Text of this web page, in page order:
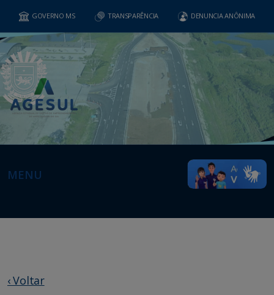
GOVERNO MS TRANSPARÊNCIA DENUNCIA ANÔNIMA
MENU
‹ Voltar